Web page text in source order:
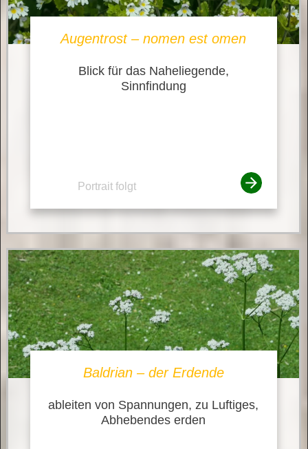
Augentrost – nomen est omen
Blick für das Naheliegende,
Sinnfindung
Portrait folgt
Baldrian – der Erdende
ableiten von Spannungen, zu Luftiges,
Abhebendes erden